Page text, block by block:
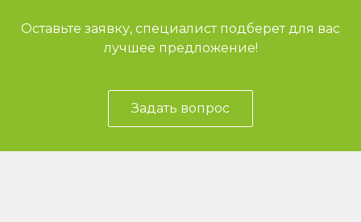
Оставьте заявку, специалист подберет для вас
лучшее предложение!
Задать вопрос